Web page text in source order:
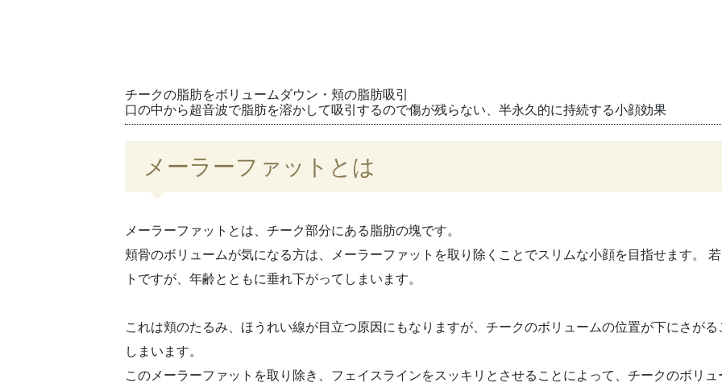
チークの脂肪をボリュームダウン・頬の脂肪吸引
口の中から超音波で脂肪を溶かして吸引するので傷が残らない、半永久的に持続する小顔効果
メーラーファットとは
メーラーファットとは、チーク部分にある 脂肪の塊です。
頬骨のボリュームが気になる方は、メーラーファットを取り除くことでスリムな小顔を目指せます。
トですが、年齢とともに垂れ下がってしまい ます。
これは頬のたるみ、ほうれい線が目立つ原因にもなりますが、チークのボリュームの位置が下にさが
しまいます。
このメーラーファットを取り除き、 フェイスラインをスッキリとさせる ことによって、チークのボリ